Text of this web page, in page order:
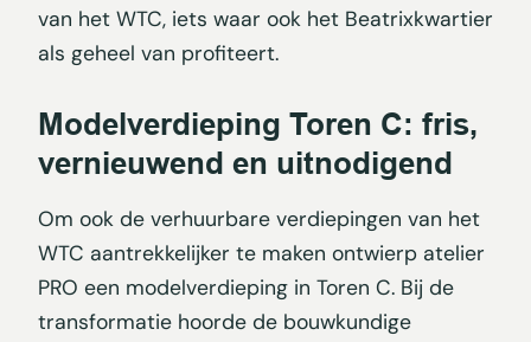
van het WTC, iets waar ook het Beatrixkwartier
als geheel van profiteert.
Modelverdieping Toren C: fris,
vernieuwend en uitnodigend
Om ook de verhuurbare verdiepingen van het
WTC aantrekkelijker te maken ontwierp atelier
PRO een modelverdieping in Toren C. Bij de
transformatie hoorde de bouwkundige